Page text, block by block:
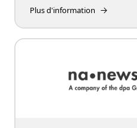
Plus d'information